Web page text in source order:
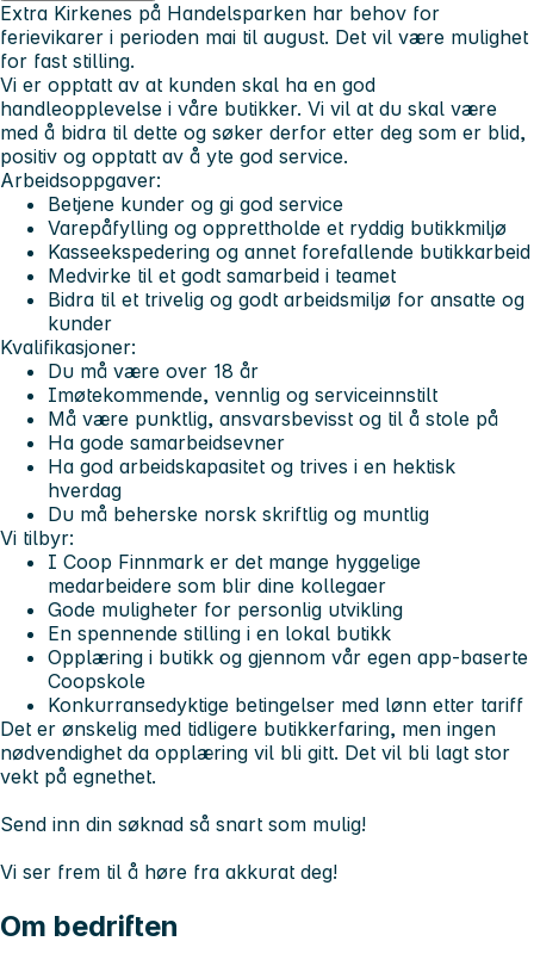
Extra Kirkenes på Handelsparken har behov for
ferievikarer i perioden mai til august. Det vil være mulighet
for fast stilling.
Vi er opptatt av at kunden skal ha en god
handleopplevelse i våre butikker. Vi vil at du skal være
med å bidra til dette og søker derfor etter deg som er blid,
positiv og opptatt av å yte god service.
Arbeidsoppgaver:
Betjene kunder og gi god service
Varepåfylling og opprettholde et ryddig butikkmiljø
Kasseekspedering og annet forefallende butikkarbeid
Medvirke til et godt samarbeid i teamet
Bidra til et trivelig og godt arbeidsmiljø for ansatte og
kunder
Kvalifikasjoner:
Du må være over 18 år
Imøtekommende, vennlig og serviceinnstilt
Må være punktlig, ansvarsbevisst og til å stole på
Ha gode samarbeidsevner
Ha god arbeidskapasitet og trives i en hektisk
hverdag
Du må beherske norsk skriftlig og muntlig
Vi tilbyr:
I Coop Finnmark er det mange hyggelige
medarbeidere som blir dine kollegaer
Gode muligheter for personlig utvikling
En spennende stilling i en lokal butikk
Opplæring i butikk og gjennom vår egen app-baserte
Coopskole
Konkurransedyktige betingelser med lønn etter tariff
Det er ønskelig med tidligere butikkerfaring, men ingen
nødvendighet da opplæring vil bli gitt. Det vil bli lagt stor
vekt på egnethet.
Send inn din søknad så snart som mulig!
Vi ser frem til å høre fra akkurat deg!
Om bedriften